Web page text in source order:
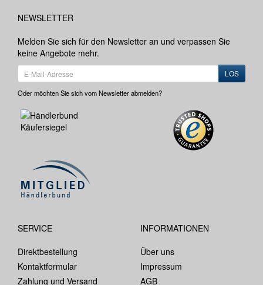
NEWSLETTER
Melden Sie sich für den Newsletter an und verpassen Sie
keine Angebote mehr.
LOS
Oder möchten Sie sich vom Newsletter abmelden?
SERVICE
Direktbestellung
Kontaktformular
Zahlung und Versand
INFORMATIONEN
Über uns
Impressum
AGB